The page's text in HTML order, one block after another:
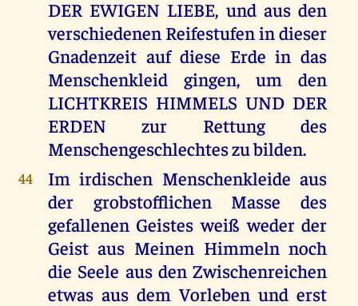
DER EWIGEN LIEBE, und aus den
verschiedenen Reifestufen in dieser
Gnadenzeit auf diese Erde in das
Menschenkleid gingen, um den
LICHTKREIS HIMMELS UND DER
ERDEN zur Rettung des
Menschengeschlechtes zu bilden.
44
Im irdischen Menschenkleide aus
der grobstofflichen Masse des
gefallenen Geistes weiß weder der
Geist aus Meinen Himmeln noch
die Seele aus den Zwischenreichen
etwas aus dem Vorleben und erst